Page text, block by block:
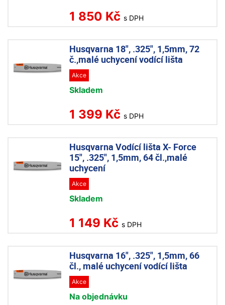
1 850 Kč s DPH
Husqvarna 18", .325", 1,5mm, 72
č.,malé uchycení vodící lišta
Akce
Skladem
1 399 Kč s DPH
Husqvarna Vodící lišta X- Force
15", .325", 1,5mm, 64 čl.,malé
uchycení
Akce
Skladem
1 149 Kč s DPH
Husqvarna 16", .325", 1,5mm, 66
čl., malé uchycení vodící lišta
Akce
Na objednávku